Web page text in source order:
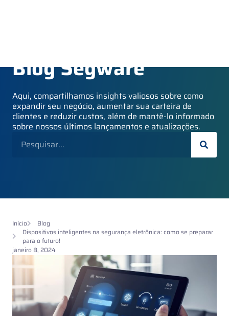
Blog Segware
Aqui, compartilhamos insights valiosos sobre como
expandir seu negócio, aumentar sua carteira de
clientes e reduzir custos, além de mantê-lo informado
sobre nossos últimos lançamentos e atualizações.
Início
Blog
Dispositivos inteligentes na segurança eletrônica: como se preparar
para o futuro!
janeiro 8, 2024